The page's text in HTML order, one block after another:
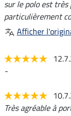
sur le polo est
particulièrement
Afficher
-
Très agréable à